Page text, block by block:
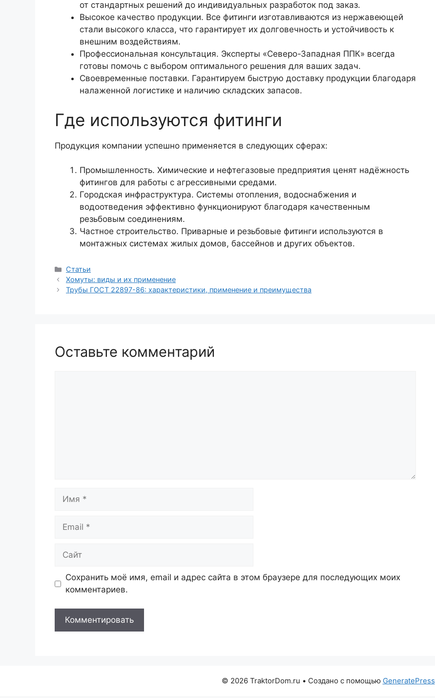
от стандартных решений до индивидуальных разработок под заказ.
Высокое качество продукции. Все фитинги изготавливаются из нержавеющей
стали высокого класса, что гарантирует их долговечность и устойчивость к
внешним воздействиям.
Профессиональная консультация. Эксперты «Северо-Западная ППК» всегда
готовы помочь с выбором оптимального решения для ваших задач.
Своевременные поставки. Гарантируем быструю доставку продукции благодаря
налаженной логистике и наличию складских запасов.
Где используются фитинги
Продукция компании успешно применяется в следующих сферах:
Промышленность. Химические и нефтегазовые предприятия ценят надёжность
фитингов для работы с агрессивными средами.
Городская инфраструктура. Системы отопления, водоснабжения и
водоотведения эффективно функционируют благодаря качественным
резьбовым соединениям.
Частное строительство. Приварные и резьбовые фитинги используются в
монтажных системах жилых домов, бассейнов и других объектов.
Рубрики
Статьи
Хомуты: виды и их применение
Трубы ГОСТ 22897-86: характеристики, применение и преимущества
Оставьте комментарий
Имя
Email
Сайт
Сохранить моё имя, email и адрес сайта в этом браузере для последующих моих
комментариев.
© 2026 TraktorDom.ru • Создано с помощью GeneratePress